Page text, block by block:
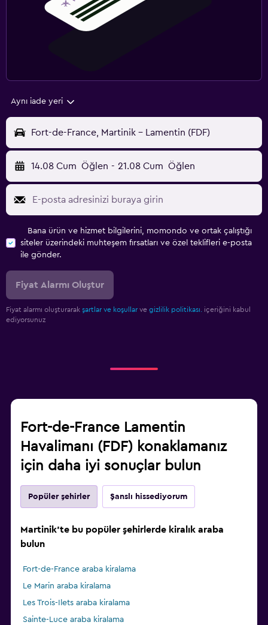
Aynı iade yeri
Fort-de-France, Martinik - Lamentin (FDF)
14.08 Cum Öğlen - 21.08 Cum Öğlen
Bana ürün ve hizmet bilgilerini, momondo ve ortak çalıştığı
siteler üzerindeki muhteşem fırsatları ve özel teklifleri e-posta
ile gönder.
Fiyat Alarmı Oluştur
Fiyat alarmı oluşturarak şartlar ve koşullar ve gizlilik politikası. içeriğini kabul
ediyorsunuz
Fort-de-France Lamentin
Havalimanı (FDF) konaklamanız
için daha iyi sonuçlar bulun
Popüler şehirler Şanslı hissediyorum
Martinik'te bu popüler şehirlerde kiralık araba
bulun
Fort-de-France araba kiralama
Le Marin araba kiralama
Les Trois-Ilets araba kiralama
Sainte-Luce araba kiralama